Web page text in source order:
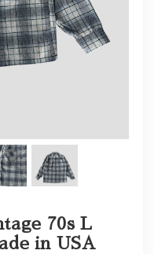
70s L
in USA